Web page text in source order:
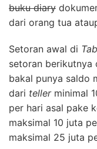
buku diary
dari orang tua
Setoran awal di
setoran berikutnya
bakal punya saldo
dari tellerminimal
per hari asal pake
maksimal 10 juta
maksimal 25 juta